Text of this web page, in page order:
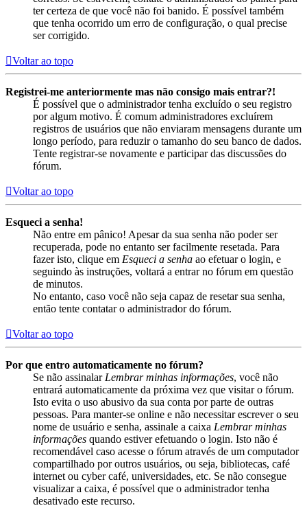
ter certeza de que você não foi banido. É possível também
que tenha ocorrido um erro de configuração, o qual precise
ser corrigido.
Voltar ao topo
Registrei-me anteriormente mas não consigo mais entrar?!
É possível que o administrador tenha excluído o seu registro
por algum motivo. É comum administradores excluírem
registros de usuários que não enviaram mensagens durante um
longo período, para reduzir o tamanho do seu banco de dados.
Tente registrar-se novamente e participar das discussões do
fórum.
Voltar ao topo
Esqueci a senha!
Não entre em pânico! Apesar da sua senha não poder ser
recuperada, pode no entanto ser facilmente resetada. Para
fazer isto, clique em Esqueci a senha ao efetuar o login, e
seguindo às instruções, voltará a entrar no fórum em questão
de minutos.
No entanto, caso você não seja capaz de resetar sua senha,
então tente contatar o administrador do fórum.
Voltar ao topo
Por que entro automaticamente no fórum?
Se não assinalar Lembrar minhas informações, você não
entrará automaticamente da próxima vez que visitar o fórum.
Isto evita o uso abusivo da sua conta por parte de outras
pessoas. Para manter-se online e não necessitar escrever o seu
nome de usuário e senha, assinale a caixa Lembrar minhas
informações quando estiver efetuando o login. Isto não é
recomendável caso acesse o fórum através de um computador
compartilhado por outros usuários, ou seja, bibliotecas, café
internet ou cyber café, universidades, etc. Se não consegue
visualizar a caixa, é possível que o administrador tenha
desativado este recurso.